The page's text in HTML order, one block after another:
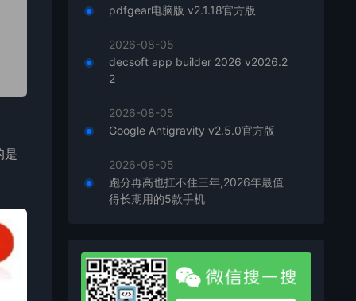
是
pdfgear电脑版 v2.1.18官方版
2026-08-05
decsoft app builder 2026 v2026.2
2
2026-08-05
Google Antigravity v2.5.0官方版
2026-08-05
跑分再高也扛不住三年,2026年最值
得长期用的5款手机